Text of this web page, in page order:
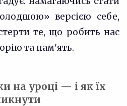
версією себе,
те, що робить нас
та пам'ять.
на уроці — і як їх